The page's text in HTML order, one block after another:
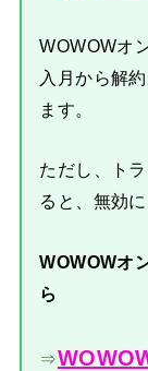
WOWOWオ
入月から解
ます。
ただし、ト
ると、無効に
WOWOWオ
ら
⇒